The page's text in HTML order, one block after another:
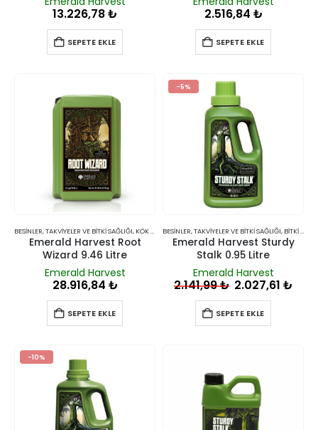
13.226,78₺
SEPETE EKLE
2.516,84 ₺
SEPETE EKLE
BESINLER, TAKVIYELER VE BITKI SAĞLIĞI, KÖK GÜÇLENDIRICILER, BAKTERILER VE MANTARLAR
Emerald Harvest Root
Wizard 9.46 Litre
Emerald Harvest
28.916,84 ₺
SEPETE EKLE
-5%
BESINLER, TAKVIYELER VE BITKI SAĞLIĞI, BITKI BESINLERI VE TAKVIYELERI
Emerald Harvest Sturdy
Stalk 0.95 Litre
Emerald Harvest
2.141,99₺ 2.027,61 ₺
SEPETE EKLE
-10%